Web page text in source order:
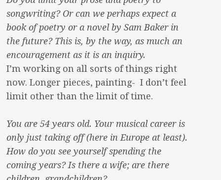
songwriting? Or can we perhaps expect a
book of poetry or a novel by Sam Baker in
the future? This is, by the way, as much an
encouragement as it is an inquiry.
I’m working on all sorts of things right
now. Longer pieces, painting- I don’t feel
limit other than the limit of time.
You are 54 years old. Your musical career is
only just taking off (here in Europe at least).
How do you see yourself spending the
coming years? Is there a wife; are there